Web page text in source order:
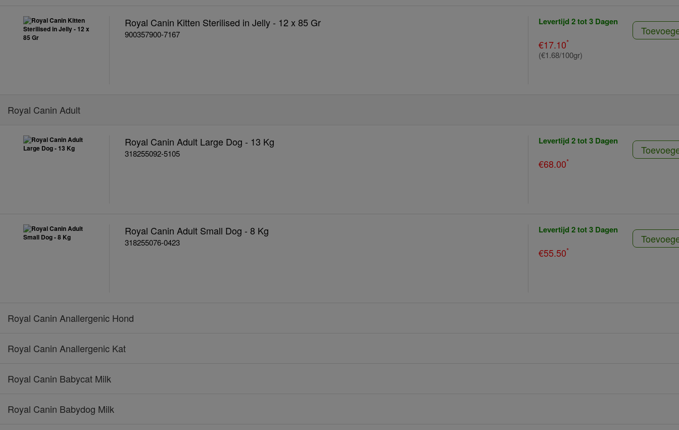
Royal Canin Kitten Sterilised in Jelly - 12 x 85 Gr
900357900-7167
Levertijd 2 tot 3 Dagen
€17.10*
(€1.68/100gr)
Royal Canin Adult
Royal Canin Adult Large Dog - 13 Kg
318255092-5105
Levertijd 2 tot 3 Dagen
€68.00*
Royal Canin Adult Small Dog - 8 Kg
318255076-0423
Levertijd 2 tot 3 Dagen
€55.50*
Royal Canin Anallergenic Hond
Royal Canin Anallergenic Kat
Royal Canin Babycat Milk
Royal Canin Babydog Milk